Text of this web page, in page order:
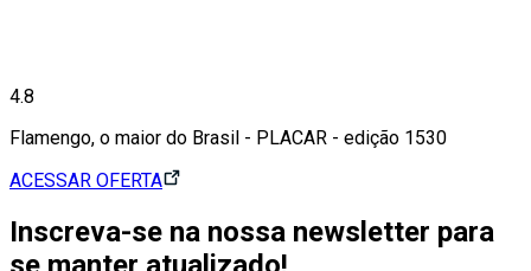
4.8
Flamengo, o maior do Brasil - PLACAR - edição 1530
ACESSAR OFERTA
Inscreva-se na nossa newsletter para